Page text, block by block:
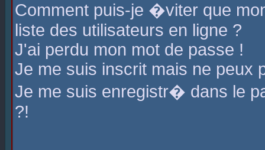
Comment puis-je �viter que
liste des utilisateurs en ligne ?
J'ai perdu mon mot de passe !
Je me suis inscrit mais ne peux
Je me suis enregistr� dans le
?!